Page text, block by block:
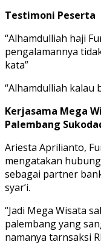
Testimoni Peserta
“Alhamdulliah haji
pengalamannya
kata”
“Alhamdulliah kalau
Kerjasama Mega
Palembang
Ariesta Aprilianto,
mengatakan
sebagai partner
syar’i.
“Jadi Mega Wisata
palembang yang
namanya tarnsaksi